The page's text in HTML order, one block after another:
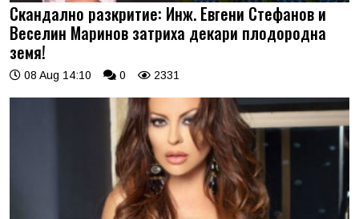
Скандално разкритие: Инж. Евгени Стефанов и
Веселин Маринов затриха декари плодородна
земя!
08 Aug 14:10 0 2331